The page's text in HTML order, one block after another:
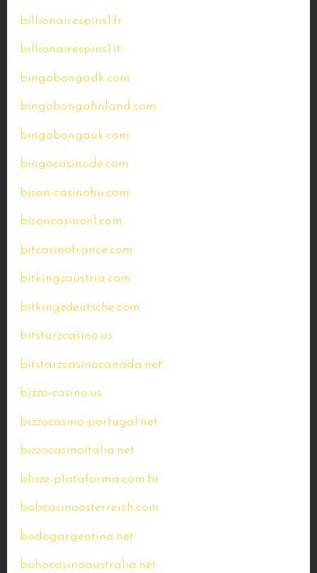
billionairespins1.fr
billionairespins1.it
bingobongadk.com
bingobongafinland.com
bingobongauk.com
bingocasinode.com
bison-casinohu.com
bisoncasinonl.com
bitcasinofrance.com
bitkingzaustria.com
bitkingzdeutsche.com
bitstarzcasino.us
bitstarzcasinocanada.net
bizzo-casino.us
bizzocasino-portugal.net
bizzocasinoitalia.net
blaze-plataforma.com.br
bobcasinoosterreich.com
bodogargentina.net
bohocasinoaustralia.net